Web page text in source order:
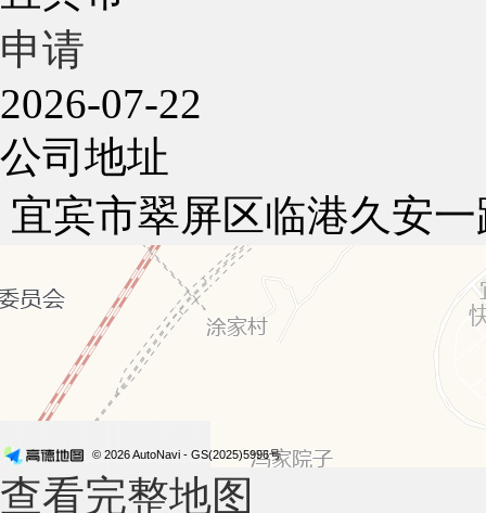
申请
2026-07-22
公司地址
宜宾市翠屏区临港久安一
© 2026 AutoNavi - GS(2025)5996号
查看完整地图